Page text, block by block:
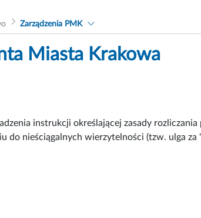
Zarządzenia PMK
Miasta Krakowa
instrukcji określającej zasady
do nieściągalnych wierzytelności (tzw. ulga za